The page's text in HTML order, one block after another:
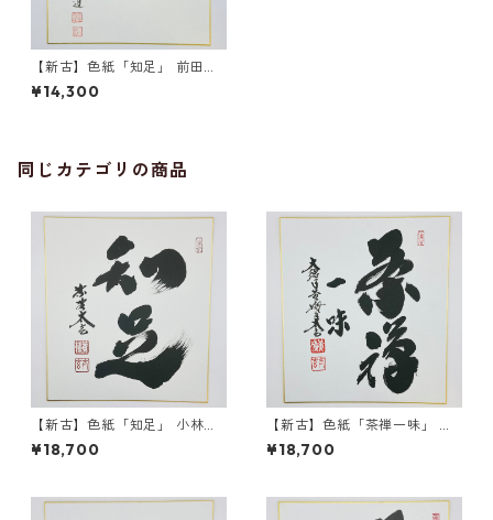
【新古】色紙「知足」 前田昌
道師 自筆 たとう紙入
¥14,300
同じカテゴリの商品
【新古】色紙「知足」 小林太
玄師 自筆 たとう紙入
¥18,700
【新古】色紙「茶禅一味」 小
林太玄師 自筆 たとう紙入
¥18,700